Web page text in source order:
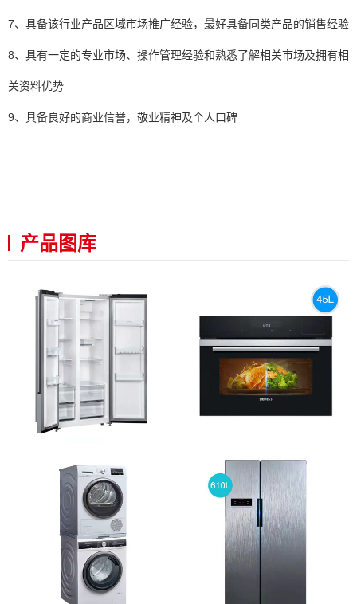
7、具备该行业产品区域市场推广经验，最好具备同类产品的销售经验
8、具有一定的专业市场、操作管理经验和熟悉了解相关市场及拥有相
关资料优势
9、具备良好的商业信誉，敬业精神及个人口碑
产品图库